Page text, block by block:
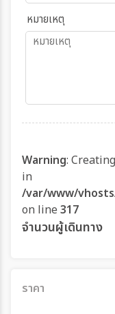
หมายเหตุ
Warning:
in
/var/www/
on line 317
จำนวนผู้เดินทาง
ราคา